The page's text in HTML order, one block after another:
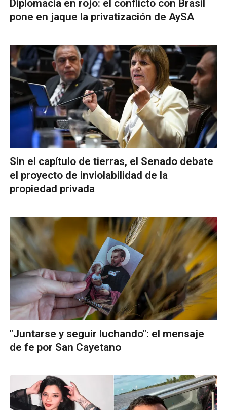
Diplomacia en rojo: el conflicto con Brasil
pone en jaque la privatización de AySA
Sin el capítulo de tierras, el Senado debate
el proyecto de inviolabilidad de la
propiedad privada
"Juntarse y seguir luchando": el mensaje
de fe por San Cayetano